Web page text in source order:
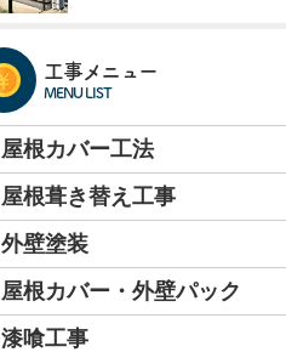
工事メニュー
MENU LIST
屋根カバー工法
屋根葺き替え工事
外壁塗装
屋根カバー・外壁パック
漆喰工事